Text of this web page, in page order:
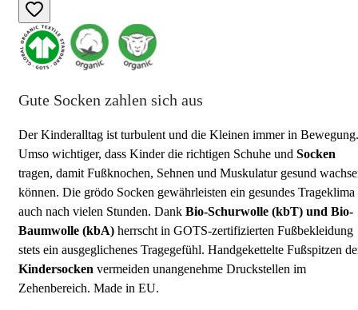
Gute Socken zahlen sich aus
Der Kinderalltag ist turbulent und die Kleinen immer in Bewegung.
Umso wichtiger, dass Kinder die richtigen Schuhe und Socken
tragen, damit Fußknochen, Sehnen und Muskulatur gesund
können. Die grödo Socken gewährleisten ein gesundes Trageklima
auch nach vielen Stunden. Dank Bio-Schurwolle (kbT) und Bio-
Baumwolle (kbA) herrscht in GOTS-zertifizierten Fußbekleidung
stets ein ausgeglichenes Tragegefühl. Handgekettelte Fußspitzen
Kindersocken vermeiden unangenehme Druckstellen im
Zehenbereich. Made in EU.